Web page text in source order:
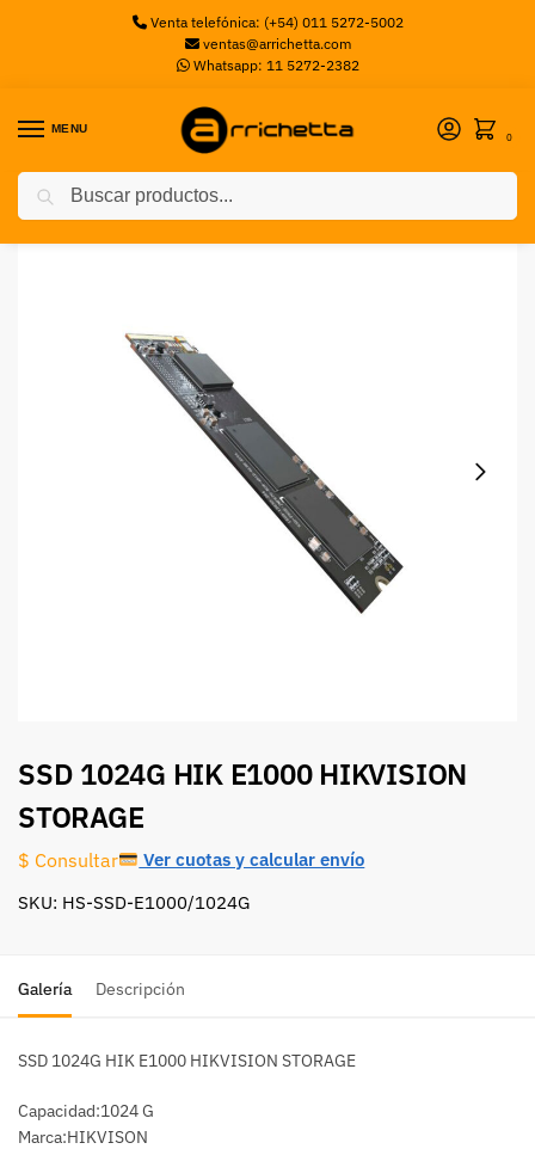
Venta telefónica: (+54) 011 5272-5002
ventas@arrichetta.com
Whatsapp: 11 5272-2382
MENU
0
Inicio Sin categorizar / SSD 1024G HIK E1000 HIKVISION STORAGE
SSD 1024G HIK E1000 HIKVISION
STORAGE
$ Consultar Ver cuotas y calcular envío
SKU: HS-SSD-E1000/1024G
Galería Descripción
SSD 1024G HIK E1000 HIKVISION STORAGE
Capacidad:1024 G
Marca:HIKVISON